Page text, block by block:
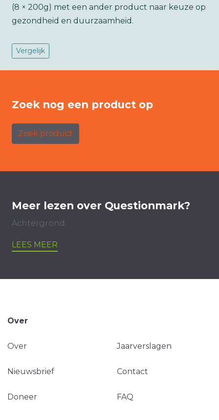
(8 × 200g) met een ander product naar keuze op
gezondheid en duurzaamheid.
Vergelijk
Zoek nog een product op
Zoek product
Meer lezen over Questionmark?
Achtergrond
LEES MEER
Over
Over Jaarverslagen
Nieuwsbrief Contact
Doneer FAQ